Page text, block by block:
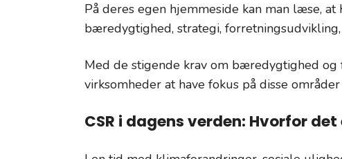
På deres egen hjemmeside kan man læse,
bæredygtighed, strategi,
Med de stigende krav om bæredygtighed
virksomheder at have fokus på disse
CSR i dagens verden: Hvorfor